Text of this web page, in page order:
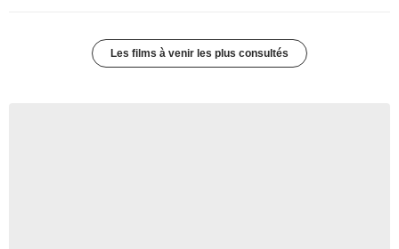
Les films à venir les plus consultés